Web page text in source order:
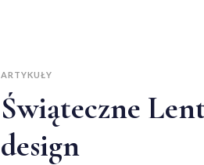
ARTYKUŁY
Świąteczne
design